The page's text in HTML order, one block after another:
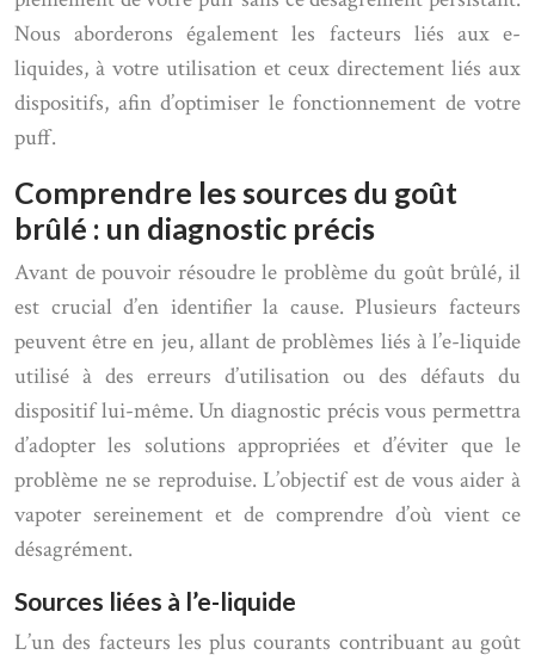
Nous aborderons également les facteurs liés aux e-
liquides, à votre utilisation et ceux directement liés aux
dispositifs, afin d’optimiser le fonctionnement de votre
puff.
Comprendre les sources du goût
brûlé : un diagnostic précis
Avant de pouvoir résoudre le problème du goût brûlé, il
est crucial d’en identifier la cause. Plusieurs facteurs
peuvent être en jeu, allant de problèmes liés à l’e-liquide
utilisé à des erreurs d’utilisation ou des défauts du
dispositif lui-même. Un diagnostic précis vous permettra
d’adopter les solutions appropriées et d’éviter que le
problème ne se reproduise. L’objectif est de vous aider à
vapoter sereinement et de comprendre d’où vient ce
désagrément.
Sources liées à l’e-liquide
L’un des facteurs les plus courants contribuant au goût